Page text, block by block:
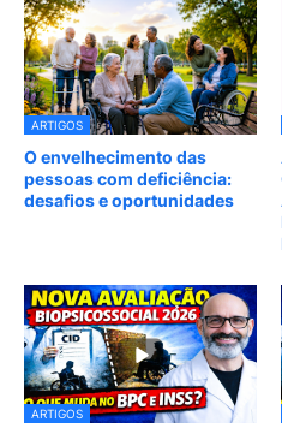
ARTIGOS
O envelhecimento das
pessoas com deficiência:
desafios e oportunidades
ARTIGOS